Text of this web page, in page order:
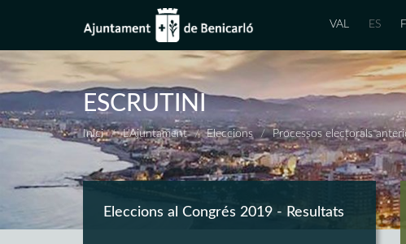
VAL ES
ESCRUTINI
Inici L'Ajuntament Eleccions Processos electorals
Eleccions al Congrés 2019 - Resultats